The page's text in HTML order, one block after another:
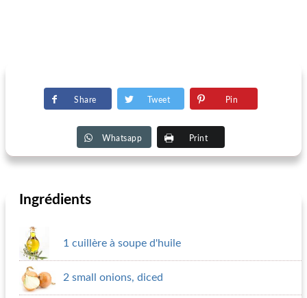
Share Tweet Pin
Whatsapp Print
Ingrédients
1 cuillère à soupe d'huile
2 small onions, diced